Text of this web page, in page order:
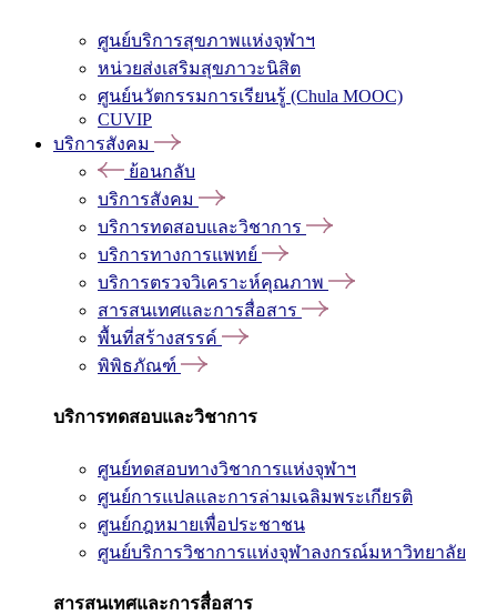
ศูนย์บริการสุขภาพแห่งจุฬาฯ
หน่วยส่งเสริมสุขภาวะนิสิต
ศูนย์นวัตกรรมการเรียนรู้ (Chula MOOC)
CUVIP
บริการสังคม
ย้อนกลับ
บริการสังคม
บริการทดสอบและวิชาการ
บริการทางการแพทย์
บริการตรวจวิเคราะห์คุณภาพ
สารสนเทศและการสื่อสาร
พื้นที่สร้างสรรค์
พิพิธภัณฑ์
บริการทดสอบและวิชาการ
ศูนย์ทดสอบทางวิชาการแห่งจุฬาฯ
ศูนย์การแปลและการล่ามเฉลิมพระเกียรติ
ศูนย์กฎหมายเพื่อประชาชน
ศูนย์บริการวิชาการแห่งจุฬาลงกรณ์มหาวิทยาลัย
สารสนเทศและการสื่อสาร